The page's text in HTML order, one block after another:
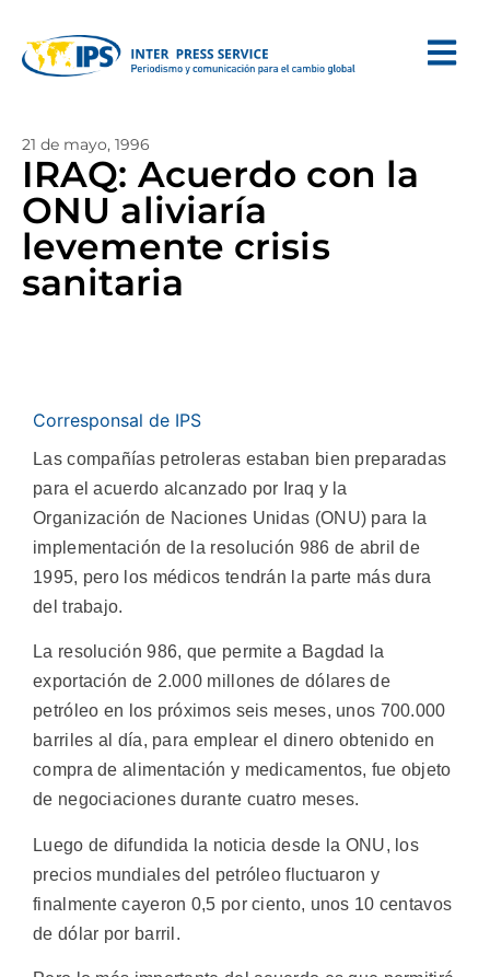
21 de mayo, 1996
IRAQ: Acuerdo con la
ONU aliviaría
levemente crisis
sanitaria
Corresponsal de IPS
Las compañías petroleras estaban bien preparadas
para el acuerdo alcanzado por Iraq y la
Organización de Naciones Unidas (ONU) para la
implementación de la resolución 986 de abril de
1995, pero los médicos tendrán la parte más dura
del trabajo.
La resolución 986, que permite a Bagdad la
exportación de 2.000 millones de dólares de
petróleo en los próximos seis meses, unos 700.000
barriles al día, para emplear el dinero obtenido en
compra de alimentación y medicamentos, fue objeto
de negociaciones durante cuatro meses.
Luego de difundida la noticia desde la ONU, los
precios mundiales del petróleo fluctuaron y
finalmente cayeron 0,5 por ciento, unos 10 centavos
de dólar por barril.